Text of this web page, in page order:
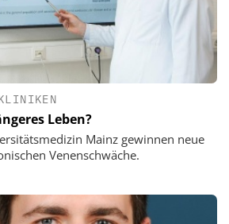
Leben?
Mainz gewinnen neue
Venenschwäche.